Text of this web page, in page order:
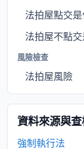
法拍屋點交
法拍屋不點
風險檢查
法拍屋風險
資料來源與
強制執行法